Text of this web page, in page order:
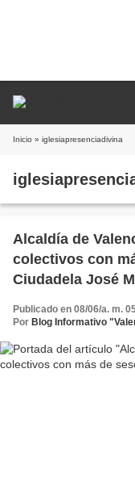
Inicio » iglesiapresenciadivina
Alcaldía de
colectivos con
Ciudadela José
Publicado en 08/06/a. m.
Por Blog Informativo